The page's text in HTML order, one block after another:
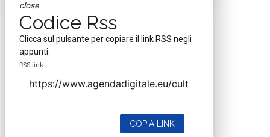
close
Codice Rss
Clicca sul pulsante per copiare il link RSS negli
appunti.
RSS link
COPIA LINK